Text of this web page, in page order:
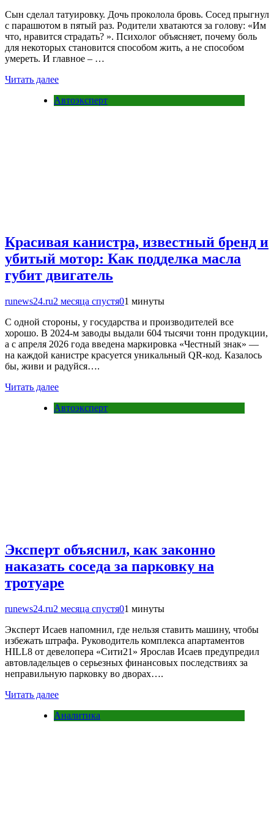
Сын сделал татуировку. Дочь проколола бровь. Сосед прыгнул
с парашютом в пятый раз. Родители хватаются за голову: «Им
что, нравится страдать? ». Психолог объясняет, почему боль
для некоторых становится способом жить, а не способом
умереть. И главное – …
Читать далее
Автоэксперт
Красивая канистра, известный бренд и
убитый мотор: Как подделка масла
губит двигатель
runews24.ru2 месяца спустя01 минуты
С одной стороны, у государства и производителей все
хорошо. В 2024-м заводы выдали 604 тысячи тонн продукции,
а с апреля 2026 года введена маркировка «Честный знак» —
на каждой канистре красуется уникальный QR-код. Казалось
бы, живи и радуйся….
Читать далее
Автоэксперт
Эксперт объяснил, как законно
наказать соседа за парковку на
тротуаре
runews24.ru2 месяца спустя01 минуты
Эксперт Исаев напомнил, где нельзя ставить машину, чтобы
избежать штрафа. Руководитель комплекса апартаментов
HILL8 от девелопера «Сити21» Ярослав Исаев предупредил
автовладельцев о серьезных финансовых последствиях за
неправильную парковку во дворах….
Читать далее
Аналитика